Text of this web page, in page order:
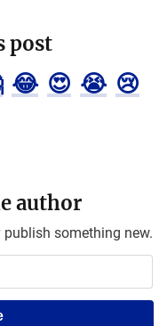
post
😂 😍 😭 😢
author
something new.